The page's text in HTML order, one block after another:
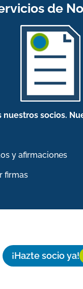
de
socios.
y afirmaciones
firmas
¡Hazte socio ya!